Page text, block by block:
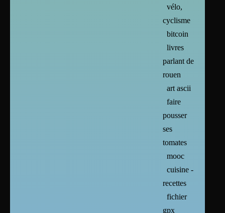
vélo,
cyclisme
bitcoin
livres
parlant de
rouen
art ascii
faire
pousser
ses
tomates
mooc
cuisine -
recettes
fichier
gpx